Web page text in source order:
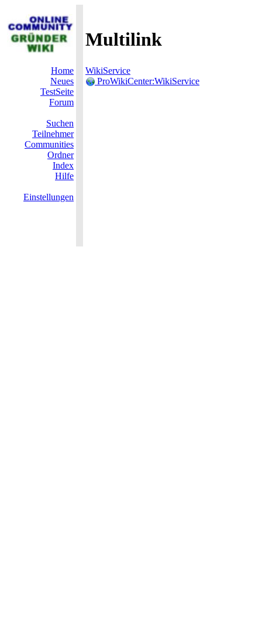
Multilink
Home
Neues
TestSeite
Forum
Suchen
Teilnehmer
Communities
Ordner
Index
Hilfe
Einstellungen
WikiService
ProWikiCenter:WikiService